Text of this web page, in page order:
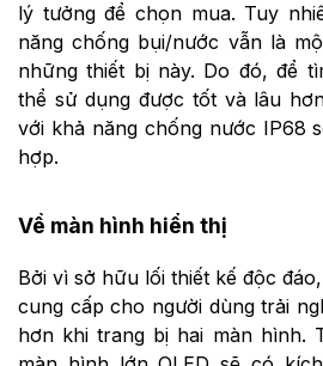
lý tưởng để chọn mua. Tuy
năng chống bụi/nước vẫn là
những thiết bị này. Do đó, để
thể sử dụng được tốt và lâu
với khả năng chống nước IP68
hợp.
Về màn hình hiển thị
Bởi vì sở hữu lối thiết kế độc
cung cấp cho người dùng trải
hơn khi trang bị hai màn hình.